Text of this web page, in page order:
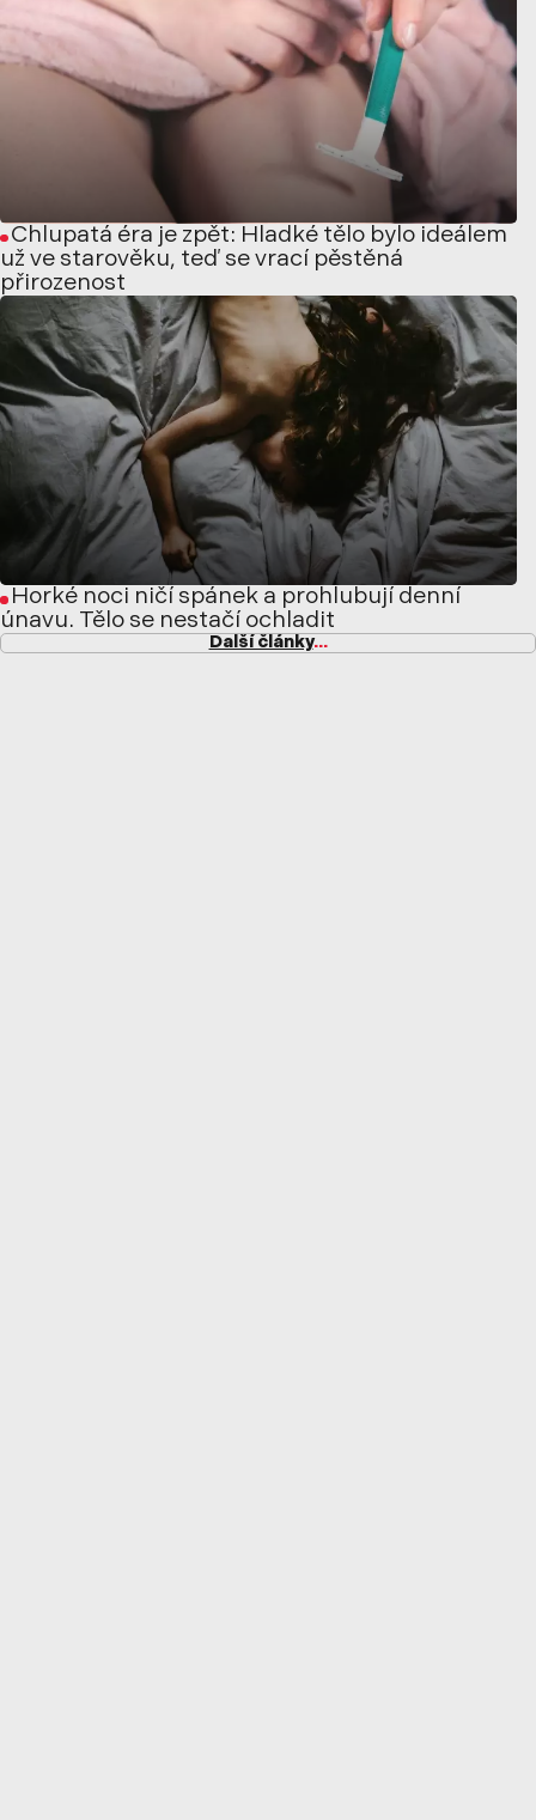
Chlupatá éra je zpět: Hladké tělo bylo ideálem
už ve starověku, teď se vrací pěstěná
přirozenost
Horké noci ničí spánek a prohlubují denní
únavu. Tělo se nestačí ochladit
Další články...